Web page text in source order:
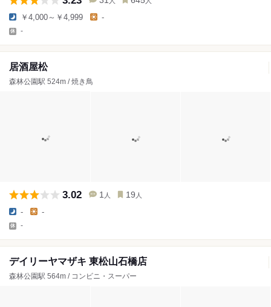
￥4,000～￥4,999 -
-
居酒屋松
森林公園駅 524m / 焼き鳥
3.02 1 人 19 人
- -
-
デイリーヤマザキ 東松山石橋店
森林公園駅 564m / コンビニ・スーパー